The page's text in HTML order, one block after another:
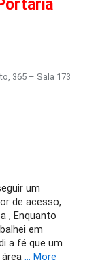
365 – Sala 173
um
de acesso,
, Enquanto
em
a fé que um
… More